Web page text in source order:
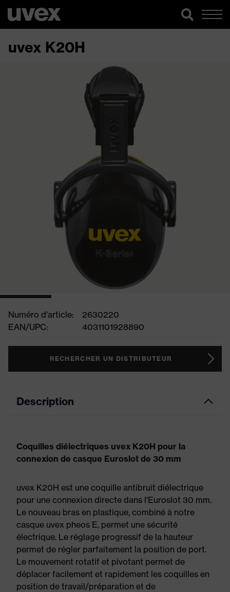
uvex K20H
Numéro d'article:
2630220
EAN/UPC:
4031101928890
RECHERCHER UN DISTRIBUTEUR
Description
Coquilles diélectriques uvex K20H pour la
connexion de casque Euroslot de 30 mm
uvex K20H est une coquille antibruit diélectrique
pour une connexion directe dans l'Euroslot 30 mm.
Le nouveau bras en plastique, combiné à notre
casque uvex pheos E, permet une sécurité
électrique. Le réglage progressif de la hauteur
permet de régler parfaitement la position de port.
Le mouvement rotatif et pivotant permet de
déplacer facilement et rapidement les coquilles en
position de travail/préparation et de